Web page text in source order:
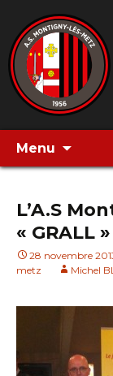
Menu
L’A.S
« GRALL
28 novembre
metz
Michel